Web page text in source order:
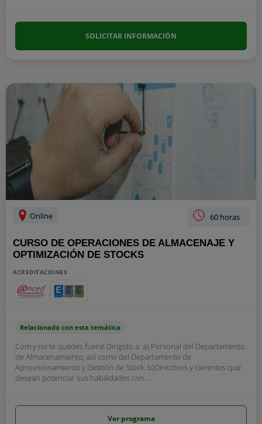
SOLICITAR INFORMACIÓN
Online 60 horas
CURSO DE OPERACIONES DE ALMACENAJE Y
OPTIMIZACIÓN DE STOCKS
ACREDITACIONES
Relacionado con esta temática
Com y no te quedes fuera! Dirigido a: a) Personal del Departamento
de Almacenamiento, así como del Departamento de
Aprovisionamiento y Gestión de Stock. b)Directivos y Gerentes que
desean potenciar sus habilidades con...
Ver programa